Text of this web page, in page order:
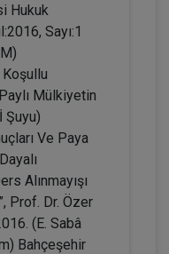
Borçlar
Sepete Ekle
Hukuk
Sayı:1
Koşullu
Mülkiyetin
Şuyu)
Ve Paya
Alınmayışı
Prof. Dr. Özer
(E. Sabâ
Bahçeşehir